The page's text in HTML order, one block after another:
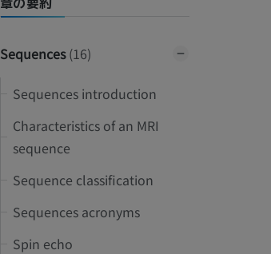
Sequences(16)
Sequences introduction
Characteristics of an MRI
sequence
Sequence classification
Sequences acronyms
Spin echo